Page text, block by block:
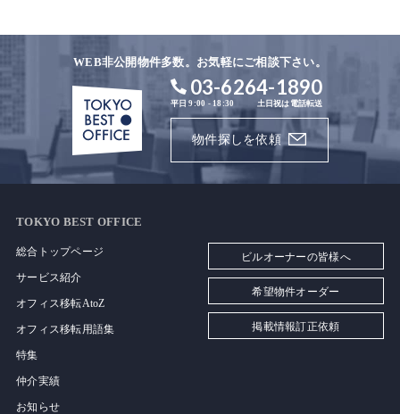
WEB非公開物件多数。お気軽にご相談下さい。
03-6264-1890
平日 9:00 - 18:30 土日祝は電話転送
物件探しを依頼
TOKYO BEST OFFICE
総合トップページ
サービス紹介
オフィス移転AtoZ
オフィス移転用語集
特集
仲介実績
お知らせ
ビルオーナーの皆様へ
希望物件オーダー
掲載情報訂正依頼